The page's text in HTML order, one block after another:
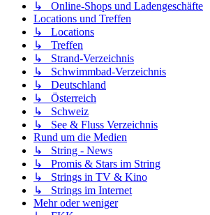
↳ Online-Shops und Ladengeschäfte
Locations und Treffen
↳ Locations
↳ Treffen
↳ Strand-Verzeichnis
↳ Schwimmbad-Verzeichnis
↳ Deutschland
↳ Österreich
↳ Schweiz
↳ See & Fluss Verzeichnis
Rund um die Medien
↳ String - News
↳ Promis & Stars im String
↳ Strings in TV & Kino
↳ Strings im Internet
Mehr oder weniger